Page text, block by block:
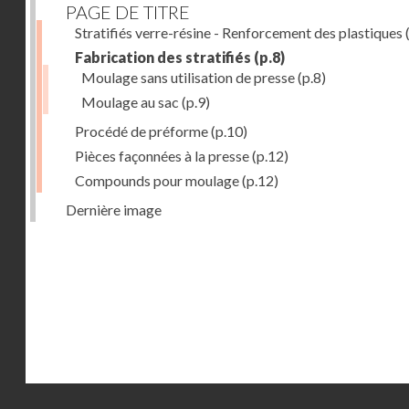
PAGE DE TITRE
Stratifiés verre-résine - Renforcement des plastiques
Fabrication des stratifiés (p.8)
Moulage sans utilisation de presse(p.8)
Moulage au sac (p.9)
Procédé de préforme(p.10)
Pièces façonnées à la presse(p.12)
Compounds pour moulage(p.12)
Dernière image